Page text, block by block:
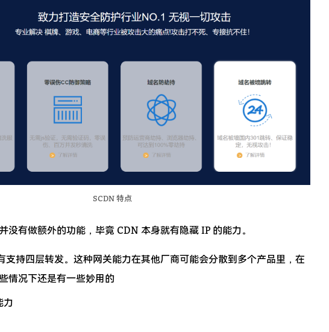
SCDN 特点
没有做额外的功能，毕竟 CDN 本身就有隐藏 IP 的能力。
支持四层转发。这种网关能力在其他厂商可能会分散到多个产品里，在
情况下还是有一些妙用的
力